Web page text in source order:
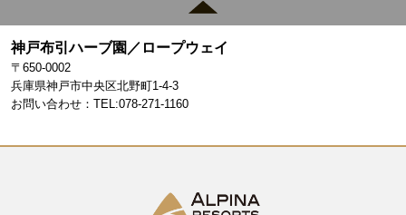
e
k
gr
神戸布引ハーブ園／ロープウェイ
〒650-0002
兵庫県神戸市中央区北野町1-4-3
お問い合わせ：TEL:078-271-1160